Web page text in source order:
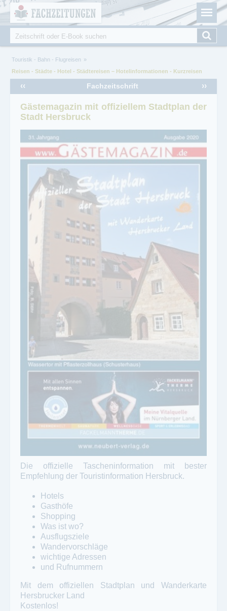
Fachzeitungen.de - Das unabhängige Portal für
Fachmagazine Fachpublikationen & eBooks
Suche
Sie sind hier
Touristik - Bahn - Flugreisen
Reisen - Städte - Hotel - Städtereisen – Hotelinformationen - Kurzreisen
Fachzeitschrift
‹‹ ››
Gästemagazin mit offiziellem Stadtplan der
Stadt Hersbruck
Die offizielle Tascheninformation mit bester
Empfehlung der Touristinformation Hersbruck.
Hotels
Gasthöfe
Shopping
Was ist wo?
Ausflugsziele
Wandervorschläge
wichtige Adressen
und Rufnummern
Mit dem offiziellen Stadtplan und Wanderkarte
Hersbrucker Land
Kostenlos!
Cookie-Einstellungen